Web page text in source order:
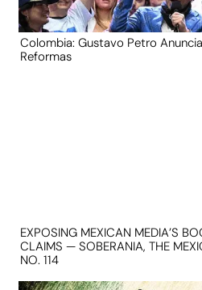
Colombia: Gustavo Petro
Reformas
EXPOSING MEXICAN MEDIA’S
CLAIMS — SOBERANIA, THE
NO. 114